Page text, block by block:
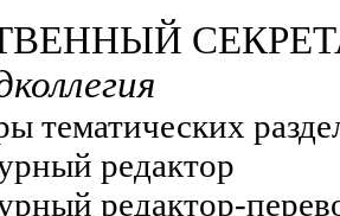
тематических
редактор
редактор-